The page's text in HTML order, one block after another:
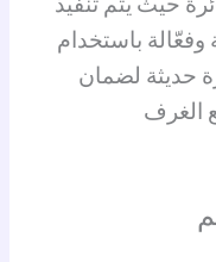
وفعّالة باستخدام
حديثة لضمان
الغرف